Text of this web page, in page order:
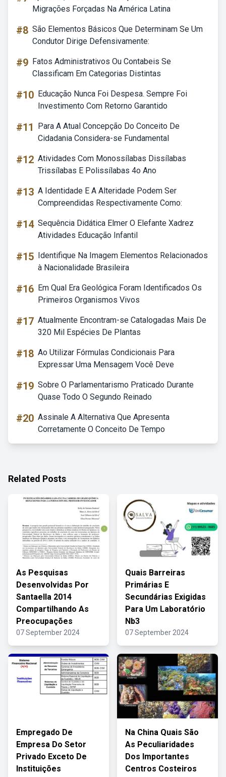
Migrações Forçadas Na América Latina
#8 São Elementos Básicos Que Determinam Se Um
Condutor Dirige Defensivamente:
#9 Fatos Administrativos Ou Contabeis Se
Classificam Em Categorias Distintas
#10 Educação Nunca Foi Despesa. Sempre Foi
Investimento Com Retorno Garantido
#11
Para A Atual Concepção Do Conceito De
Cidadania Considera-se Fundamental
#12 Atividades Com Monossílabas Dissílabas
Trissílabas E Polissílabas 4o Ano
#13 A Identidade E A Alteridade Podem Ser
Compreendidas Respectivamente Como:
#14 Sequência Didática Elmer O Elefante Xadrez
Atividades Educação Infantil
#15 Identifique Na Imagem Elementos Relacionados
à Nacionalidade Brasileira
#16 Em Qual Era Geológica Foram Identificados Os
Primeiros Organismos Vivos
#17 Atualmente Encontram-se Catalogadas Mais De
320 Mil Espécies De Plantas
#18 Ao Utilizar Fórmulas Condicionais Para
Expressar Uma Mensagem Você Deve
#19 Sobre O Parlamentarismo Praticado Durante
Quase Todo O Segundo Reinado
#20 Assinale A Alternativa Que Apresenta
Corretamente O Conceito De Tempo
Related Posts
As Pesquisas
Desenvolvidas Por
Santaella 2014
Compartilhando As
Preocupações
07 September 2024
Quais Barreiras
Primárias E
Secundárias Exigidas
Para Um Laboratório
Nb3
07 September 2024
Empregado De
Empresa Do Setor
Privado Exceto De
Instituições
Na China Quais São
As Peculiaridades
Dos Importantes
Centros Costeiros